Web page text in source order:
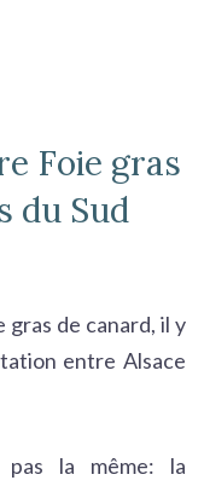
Foie gras
du Sud
gras de canard, il y
entre Alsace
la même: la